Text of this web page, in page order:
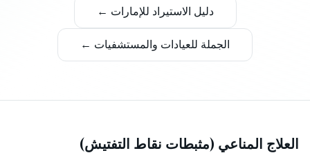
دليل الاستيراد للإمارات ←
الجملة للعيادات والمستشفيات ←
العلاج المناعي (مثبطات نقاط التفتيش)